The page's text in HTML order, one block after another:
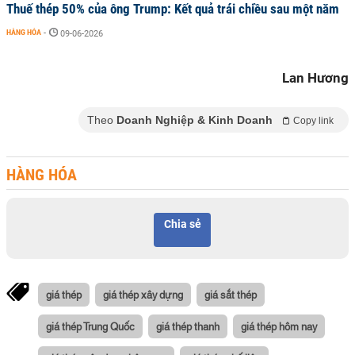
Thuế thép 50% của ông Trump: Kết quả trái chiều sau một năm
HÀNG HÓA - 09-06-2026
Lan Hương
Theo Doanh Nghiệp & Kinh Doanh Copy link
HÀNG HÓA
Chia sẻ
giá thép giá thép xây dựng giá sắt thép
giá thép Trung Quốc giá thép thanh giá thép hôm nay